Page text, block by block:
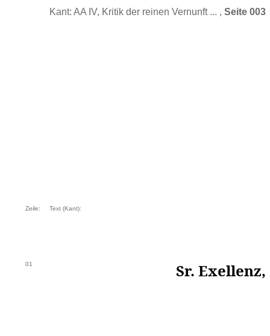
Kant: AA IV, Kritik der reinen Vernunft ... , Seite 003
Zeile: Text (Kant):
01 Sr. Exellenz,